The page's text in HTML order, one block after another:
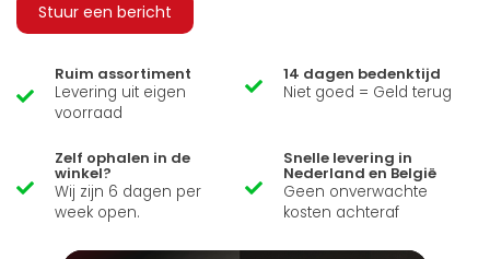
Stuur een bericht
Ruim assortiment
Levering uit eigen
voorraad
14 dagen bedenktijd
Niet goed = Geld terug
Zelf ophalen in de
winkel?
Wij zijn 6 dagen per
week open.
Snelle levering in
Nederland en België
Geen onverwachte
kosten achteraf